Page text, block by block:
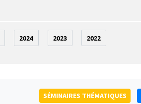
2024 2023 2022
SÉMINAIRES THÉMATIQUES